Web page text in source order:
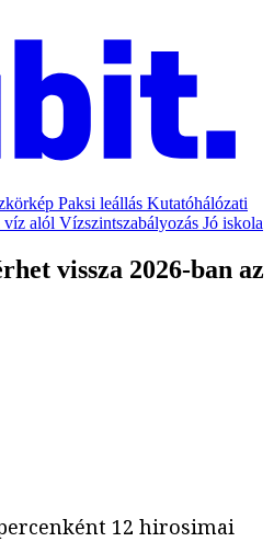
Paksi leállás Kutatóhálózati
víz alól Vízszintszabályozás Jó iskola
vissza 2026-ban az
12 hirosimai